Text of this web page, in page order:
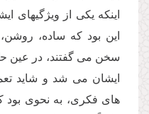
اینكه یكى از ویژگیهاى
این بود كه ساده،
سخن مى گفتند، در عین
ایشان مى شد و شاید
هاى فكرى، به نحوى بود